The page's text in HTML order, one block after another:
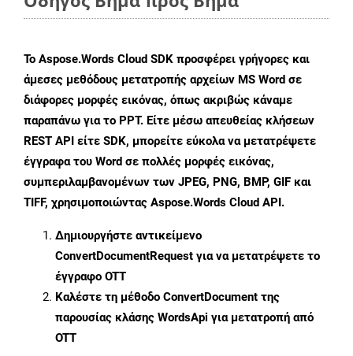
Το Aspose.Words Cloud SDK προσφέρει γρήγορες και
άμεσες μεθόδους μετατροπής αρχείων MS Word σε
διάφορες μορφές εικόνας, όπως ακριβώς κάναμε
παραπάνω για το PPT. Είτε μέσω απευθείας κλήσεων
REST API είτε SDK, μπορείτε εύκολα να μετατρέψετε
έγγραφα του Word σε πολλές μορφές εικόνας,
συμπεριλαμβανομένων των JPEG, PNG, BMP, GIF και
TIFF, χρησιμοποιώντας Aspose.Words Cloud API.
Δημιουργήστε αντικείμενο
ConvertDocumentRequest για να μετατρέψετε το
έγγραφο OTT
Καλέστε τη μέθοδο ConvertDocument της
παρουσίας κλάσης WordsApi για μετατροπή από
OTT